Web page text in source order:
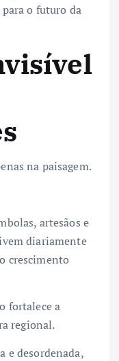
o futuro da
na paisagem.
artesãos e
diariamente
crescimento
fortalece a
regional.
e desordenada,